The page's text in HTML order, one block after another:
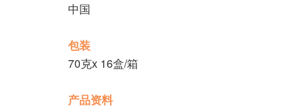
中国
包装
70克x 16盒/箱
产品资料